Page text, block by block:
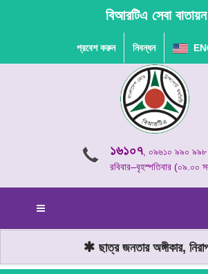
বিআরটিএ সেবা বাতায়ন
প্রবেশ করুন নিবন্ধন
১৬১০৭, ০৯৬১০ ৯৯০ ৯৯৮
রবিবার–বৃহস্পতিবার (০৯.০০
ছাত্র জনতার অঙ্গীকার,